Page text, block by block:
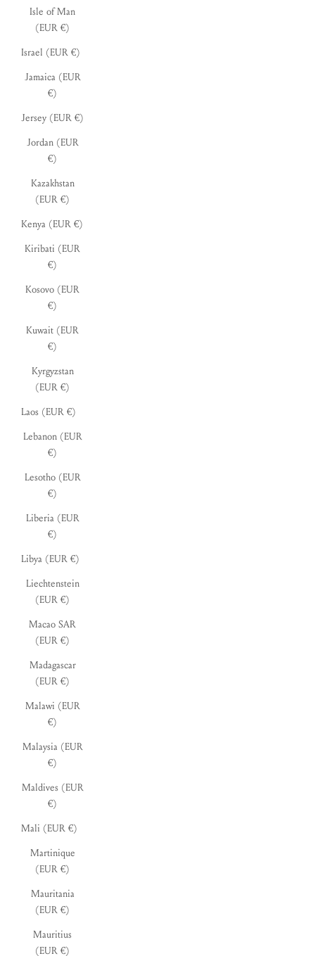
Isle of Man
(EUR €)
Israel (EUR €)
Jamaica (EUR
€)
Jersey (EUR €)
Jordan (EUR
€)
Kazakhstan
(EUR €)
Kenya (EUR €)
Kiribati (EUR
€)
Kosovo (EUR
€)
Kuwait (EUR
€)
Kyrgyzstan
(EUR €)
Laos (EUR €)
Lebanon (EUR
€)
Lesotho (EUR
€)
Liberia (EUR
€)
Libya (EUR €)
Liechtenstein
(EUR €)
Macao SAR
(EUR €)
Madagascar
(EUR €)
Malawi (EUR
€)
Malaysia (EUR
€)
Maldives (EUR
€)
Mali (EUR €)
Martinique
(EUR €)
Mauritania
(EUR €)
Mauritius
(EUR €)